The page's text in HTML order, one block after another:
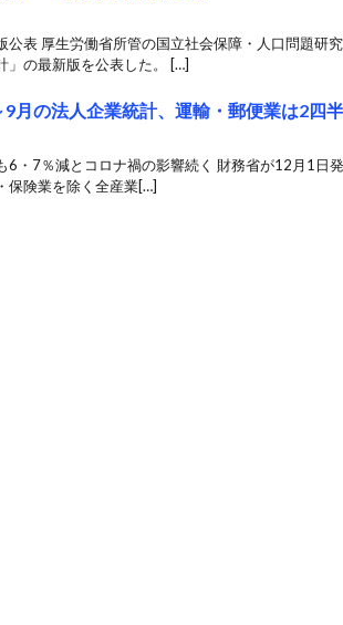
公表 厚生労働省所管の国立社会保障・人口問題研
」の最新版を公表した。 […]
9月の法人企業統計、運輸・郵便業は2四
6・7％減とコロナ禍の影響続く 財務省が12月1日
保険業を除く全産業[…]